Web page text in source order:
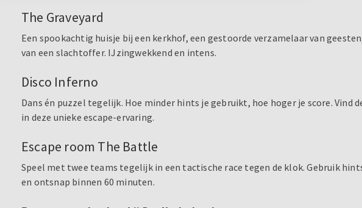
The Graveyard
Een spookachtig huisje bij een kerkhof, een gestoorde verzamelaar van
van een slachtoffer. IJzingwekkend en intens.
Disco Inferno
Dans én puzzel tegelijk. Hoe minder hints je gebruikt, hoe hoger je score. Vind
in deze unieke escape-ervaring.
Escape room The Battle
Speel met twee teams tegelijk in een tactische race tegen de klok. Gebruik
en ontsnap binnen 60 minuten.